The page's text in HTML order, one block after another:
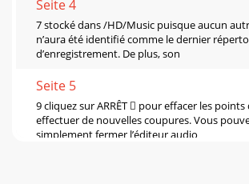
Seite 4
7 stocké dans /HD/Music puisque aucun
n’aura été identifié comme le dernier
d’enregistrement. De plus, son
Seite 5
9 cliquez sur ARRÊT  pour effacer les points
effectuer de nouvelles coupures. Vous
simplement fermer l’éditeur audio